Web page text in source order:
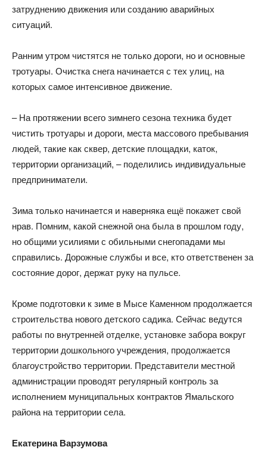
затруднению движения или созданию аварийных
ситуаций.
Ранним утром чистятся не только дороги, но и основные
тротуары. Очистка снега начинается с тех улиц, на
которых самое интенсивное движение.
– На протяжении всего зимнего сезона техника будет
чистить тротуары и дороги, места массового пребывания
людей, такие как сквер, детские площадки, каток,
территории организаций, – поделились индивидуальные
предприниматели.
Зима только начинается и наверняка ещё покажет свой
нрав. Помним, какой снежной она была в прошлом году,
но общими усилиями с обильными снегопадами мы
справились. Дорожные службы и все, кто ответственен за
состояние дорог, держат руку на пульсе.
Кроме подготовки к зиме в Мысе Каменном продолжается
строительства нового детского садика. Сейчас ведутся
работы по внутренней отделке, установке забора вокруг
территории дошкольного учреждения, продолжается
благоустройство территории. Представители местной
администрации проводят регулярный контроль за
исполнением муниципальных контрактов Ямальского
района на территории села.
Екатерина Варзумова